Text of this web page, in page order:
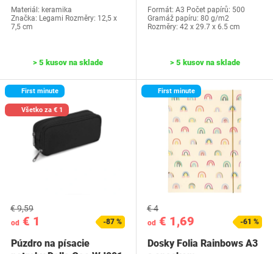
Materiál: keramika
Značka: Legami Rozměry: 12,5 x
7,5 cm
> 5 kusov na sklade
Formát: A3 Počet papírů: 500
Gramáž papíru: 80 g/m2
Rozměry: 42 x 29.7 x 6.5 cm
> 5 kusov na sklade
First minute
Všetko za € 1
od € 1
€ 9,59
-87 %
Púzdro na písacie
First minute
od € 1,69
€ 4
-61 %
Dosky Folia Rainbows A3